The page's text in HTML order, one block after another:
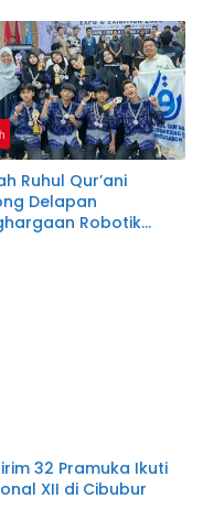
Program
Wish Kapolda
Ruhul Qur’ani
Delapan
Robotik
32 Pramuka Ikuti
XII di Cibubur